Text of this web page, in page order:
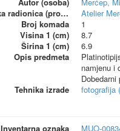
Autorska radionica (proizvođač)
Atelier
Broj komada
1
Visina 1 (cm)
8.7
Širina 1 (cm)
6.9
Opis predmeta
namjenu i
Tehnika izrade
fotografija
Inventarna oznaka
MUO-